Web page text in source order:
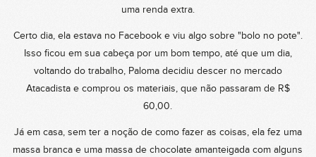
uma renda extra.
Certo dia, ela estava no Facebook e viu algo sobre "bolo no pote".
Isso ficou em sua cabeça por um bom tempo, até que um dia,
voltando do trabalho, Paloma decidiu descer no mercado
Atacadista e comprou os materiais, que não passaram de R$
60,00.
Já em casa, sem ter a noção de como fazer as coisas, ela fez uma
massa branca e uma massa de chocolate amanteigada com alguns